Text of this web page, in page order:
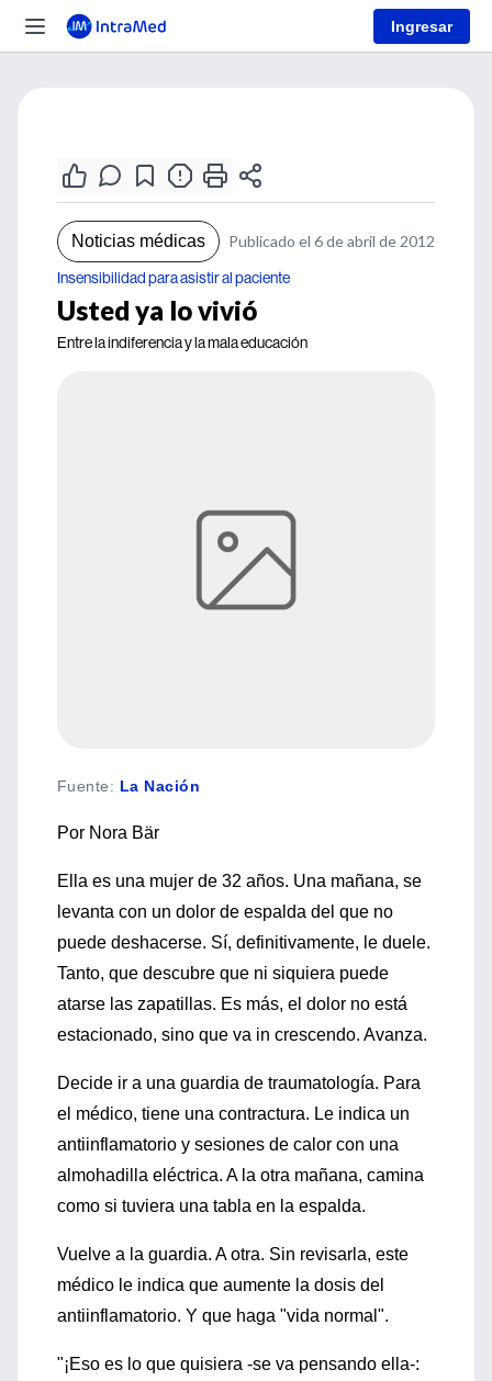
Ingresar
Noticias médicas Publicado el 6 de abril de 2012
Insensibilidad para asistir al paciente
Usted ya lo vivió
Entre la indiferencia y la mala educación
Fuente: La Nación
Por Nora Bär
Ella es una mujer de 32 años. Una mañana, se
levanta con un dolor de espalda del que no
puede deshacerse. Sí, definitivamente, le duele.
Tanto, que descubre que ni siquiera puede
atarse las zapatillas. Es más, el dolor no está
estacionado, sino que va in crescendo. Avanza.
Decide ir a una guardia de traumatología. Para
el médico, tiene una contractura. Le indica un
antiinflamatorio y sesiones de calor con una
almohadilla eléctrica. A la otra mañana, camina
como si tuviera una tabla en la espalda.
Vuelve a la guardia. A otra. Sin revisarla, este
médico le indica que aumente la dosis del
antiinflamatorio. Y que haga "vida normal".
"¡Eso es lo que quisiera -se va pensando ella-: